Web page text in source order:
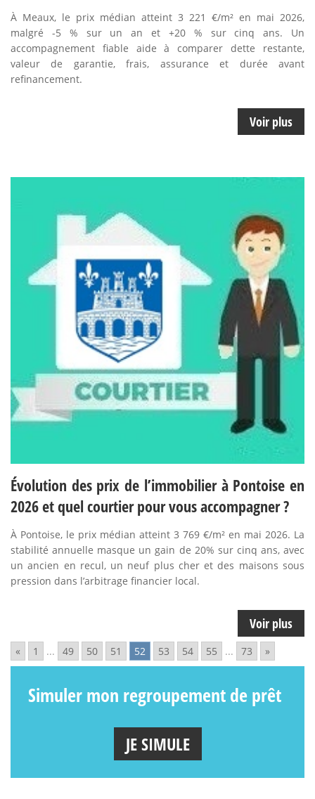
À Meaux, le prix médian atteint 3 221 €/m² en mai 2026,
malgré -5 % sur un an et +20 % sur cinq ans. Un
accompagnement fiable aide à comparer dette restante,
valeur de garantie, frais, assurance et durée avant
refinancement.
Voir plus
Évolution des prix de l’immobilier à Pontoise en
2026 et quel courtier pour vous accompagner ?
À Pontoise, le prix médian atteint 3 769 €/m² en mai 2026. La
stabilité annuelle masque un gain de 20% sur cinq ans, avec
un ancien en recul, un neuf plus cher et des maisons sous
pression dans l’arbitrage financier local.
Voir plus
« 1 ... 49 50 51 52 53 54 55 ... 73 »
Simuler mon regroupement de prêt
JE SIMULE